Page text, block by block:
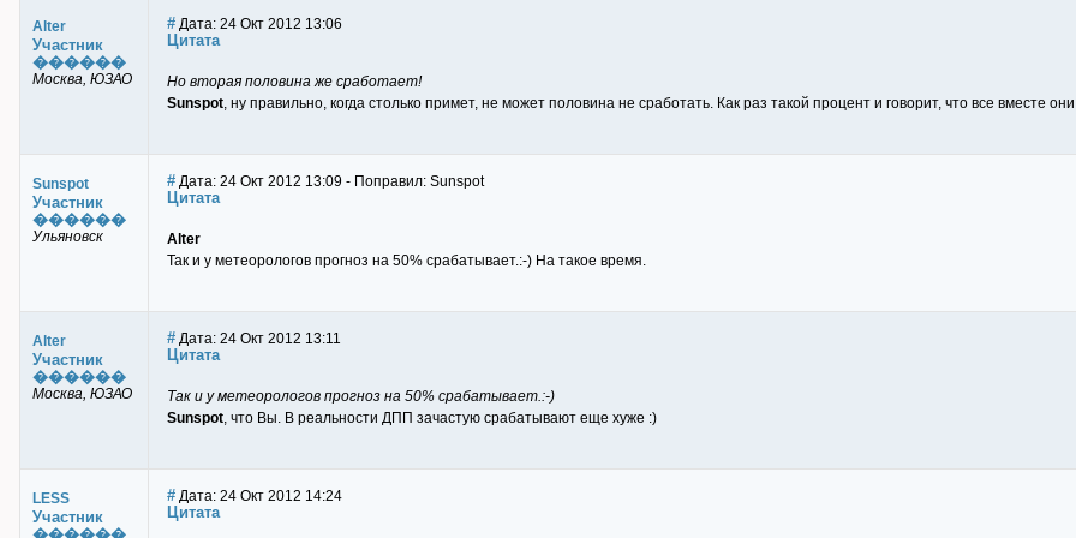
Alter
Участник
������
Москва, ЮЗАО
# Дата: 24 Окт 2012 13:06
Цитата
Но вторая половина же сработает!
Sunspot, ну правильно, когда столько примет, не может половина не сработать. Как раз такой процент и говорит, что все вместе
Sunspot
Участник
������
Ульяновск
# Дата: 24 Окт 2012 13:09 - Поправил: Sunspot
Цитата
Alter
Так и у метеорологов прогноз на 50% срабатывает.:-) На такое время.
Alter
Участник
������
Москва, ЮЗАО
# Дата: 24 Окт 2012 13:11
Цитата
Так и у метеорологов прогноз на 50% срабатывает.:-)
Sunspot, что Вы. В реальности ДПП зачастую срабатывают еще хуже :)
LESS
Участник
������
# Дата: 24 Окт 2012 14:24
Цитата